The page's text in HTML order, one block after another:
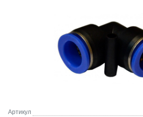
Артикул